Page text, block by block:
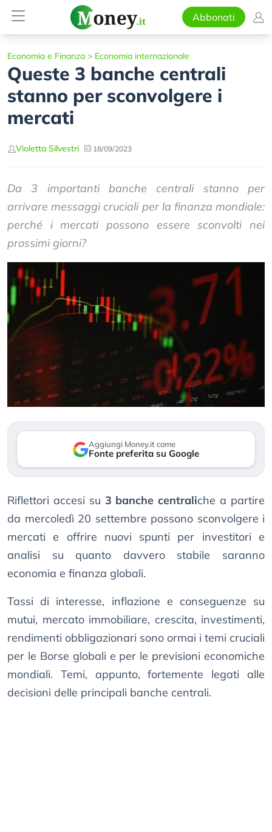
Abbonati
Economia e Finanza > Economia internazionale
Queste 3 banche centrali
stanno per sconvolgere i
mercati
Violetta Silvestri 18/09/2023
Da 3 importanti banche centrali stanno per
arrivare messaggi cruciali per la finanza mondiale:
perché i mercati possono essere sconvolti nei
prossimi giorni?
Aggiungi Money.it come
Fonte preferita su Google
Riflettori accesi su 3 banche centraliche a partire
da mercoledì 20 settembre possono sconvolgere i
mercati e offrire nuovi spunti per investitori e
analisi su quanto davvero stabile saranno
economia e finanza globali.
Tassi di interesse, inflazione e conseguenze su
mutui, mercato immobiliare, crescita, investimenti,
rendimenti obbligazionari sono ormai i temi cruciali
per le Borse globali e per le previsioni economiche
mondiali. Temi, appunto, fortemente legati alle
decisioni delle principali banche centrali.